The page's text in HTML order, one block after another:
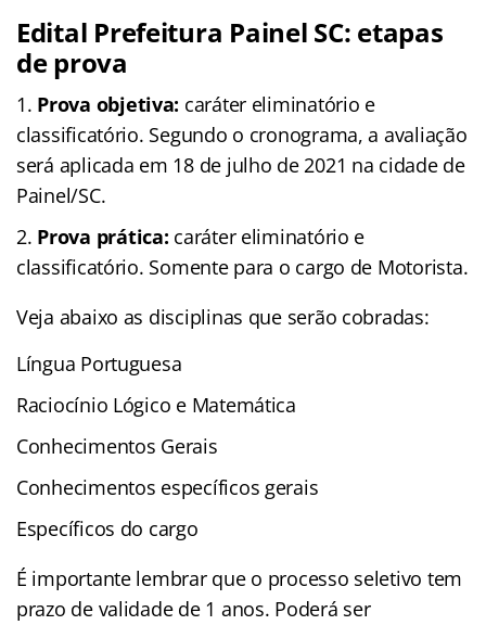
Edital Prefeitura Painel SC: etapas
de prova
Prova objetiva: caráter eliminatório e
classificatório. Segundo o cronograma, a avaliação
será aplicada em 18 de julho de 2021 na cidade de
Painel/SC.
Prova prática: caráter eliminatório e
classificatório. Somente para o cargo de Motorista.
Veja abaixo as disciplinas que serão cobradas:
Língua Portuguesa
Raciocínio Lógico e Matemática
Conhecimentos Gerais
Conhecimentos específicos gerais
Específicos do cargo
É importante lembrar que o processo seletivo tem
prazo de validade de 1 anos. Poderá ser